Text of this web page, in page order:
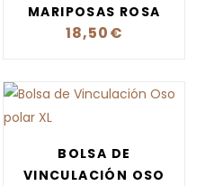
MARIPOSAS ROSA
18,50€
BOLSA DE
VINCULACIÓN OSO